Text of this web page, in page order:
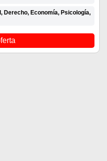
Derecho, Economía, Psicología,